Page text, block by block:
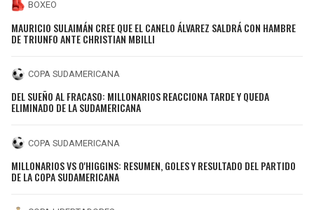
BOXEO
MAURICIO SULAIMÁN CREE QUE EL CANELO ÁLVAREZ SALDRÁ CON HAMBRE
DE TRIUNFO ANTE CHRISTIAN MBILLI
COPA SUDAMERICANA
DEL SUEÑO AL FRACASO: MILLONARIOS REACCIONA TARDE Y QUEDA
ELIMINADO DE LA SUDAMERICANA
COPA SUDAMERICANA
MILLONARIOS VS O'HIGGINS: RESUMEN, GOLES Y RESULTADO DEL PARTIDO
DE LA COPA SUDAMERICANA